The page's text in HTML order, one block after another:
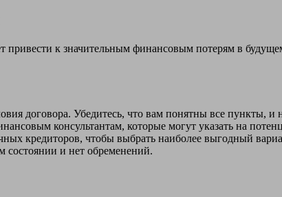
к значительным финансовым потерям в
договора. Убедитесь, что вам понятны все пункты, и
консультантам, которые могут указать на
кредиторов, чтобы выбрать наиболее выгодный
состоянии и нет обременений.